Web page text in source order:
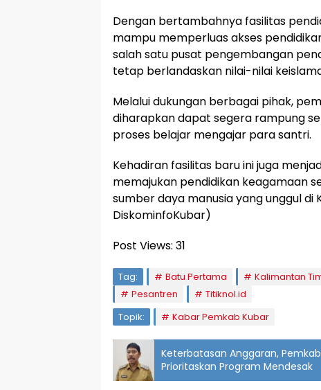
Dengan bertambahnya fasilitas
mampu memperluas akses
salah satu pusat pengembangan
tetap berlandaskan nilai-nilai
Melalui dukungan berbagai pihak,
diharapkan dapat segera rampung
proses belajar mengajar para santri.
Kehadiran fasilitas baru ini juga
memajukan pendidikan keagamaan
sumber daya manusia yang unggul
DiskominfoKubar)
Post Views: 31
Tag: Batu Pertama Kalimantan
Pesantren
Titiknol.id
Topik:
Kabar Pemkab Kubar
Keterbatasan Anggaran,
Prioritaskan Program Mendesak